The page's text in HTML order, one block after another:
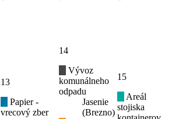
13
Papier -
vrecový zber
14
Vývoz
komunálneho
odpadu
Jasenie
(Brezno)
15
Areál
stojiska